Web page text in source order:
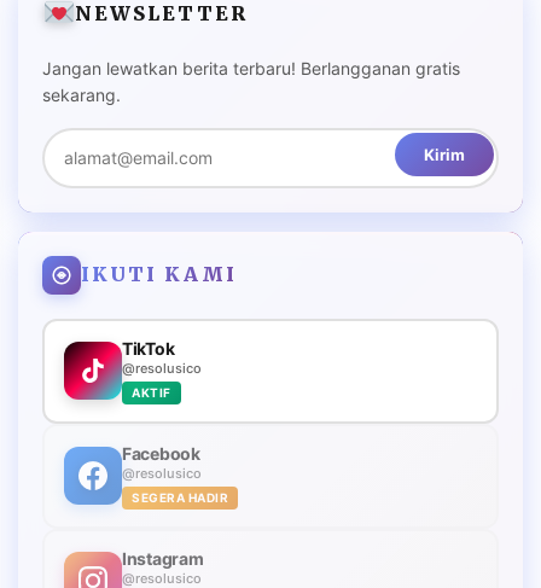
NEWSLETTER
Jangan lewatkan berita terbaru! Berlangganan gratis
sekarang.
Kirim
IKUTI KAMI
TikTok
@resolusico
AKTIF
Facebook
@resolusico
SEGERA HADIR
Instagram
@resolusico